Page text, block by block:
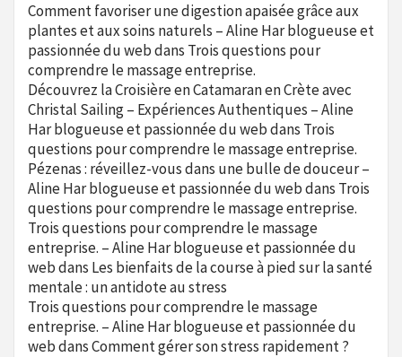
Comment favoriser une digestion apaisée grâce aux
plantes et aux soins naturels – Aline Har blogueuse et
passionnée du webdans Trois questions pour
comprendre le massage entreprise.
Découvrez la Croisière en Catamaran en Crète avec
Christal Sailing – Expériences Authentiques – Aline
Har blogueuse et passionnée du webdans Trois
questions pour comprendre le massage entreprise.
Pézenas : réveillez-vous dans une bulle de douceur –
Aline Har blogueuse et passionnée du webdans Trois
questions pour comprendre le massage entreprise.
Trois questions pour comprendre le massage
entreprise. – Aline Har blogueuse et passionnée du
webdans Les bienfaits de la course à pied sur la santé
mentale : un antidote au stress
Trois questions pour comprendre le massage
entreprise. – Aline Har blogueuse et passionnée du
webdansComment gérer son stress rapidement ?